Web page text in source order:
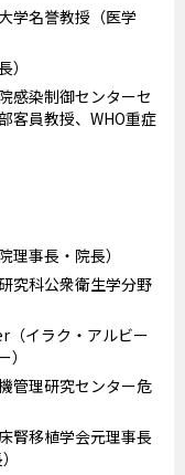
学名誉教授（医学
感染制御センターセ
客員教授、WHO重症
事長・院長）
究科公衆衛生学分野
イラク・アルビー
管理研究センター危
腎移植学会元理事長